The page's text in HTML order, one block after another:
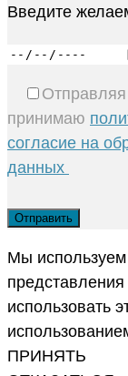
Введите
принимаю
согласие на
данных
Мы
использовать
ПРИНЯТЬ